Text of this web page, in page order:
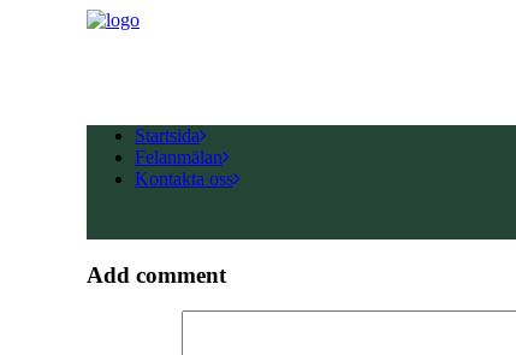
Startsida
Felanmälan
Kontakta oss
Add comment